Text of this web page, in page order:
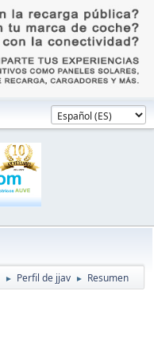
► Perfil de jjav ► Resumen